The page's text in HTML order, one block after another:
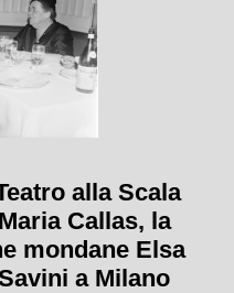
alla Scala
Callas, la
mondane Elsa
a Milano